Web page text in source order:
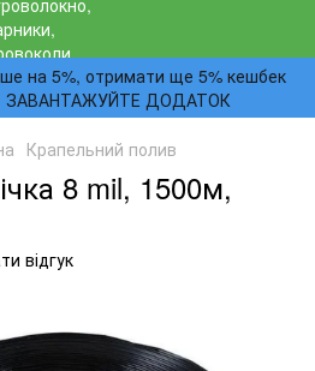
на 5%, отримати ще 5% кешбек
- ЗАВАНТАЖУЙТЕ ДОДАТОК
Крапельний полив
8 mil, 1500м,
відгук